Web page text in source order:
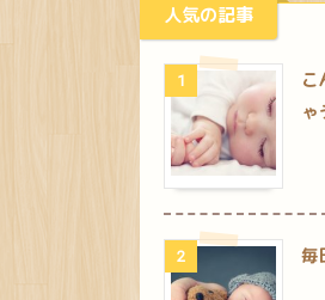
人気の記事
1
こ
ゃ
2 毎